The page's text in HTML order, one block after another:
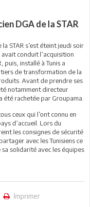
DGA de la STAR
STAR s’est éteint jeudi soir
conduit l’acquisition
puis, installé à Tunis a
de transformation de la
Avant de prendre ses
notamment directeur
été rachetée par Groupama.
ceux qui l’ont connu en
d’accueil. Lors du
les consignes de sécurité
avec les Tunisiens ce
solidarité avec les équipes
Imprimer